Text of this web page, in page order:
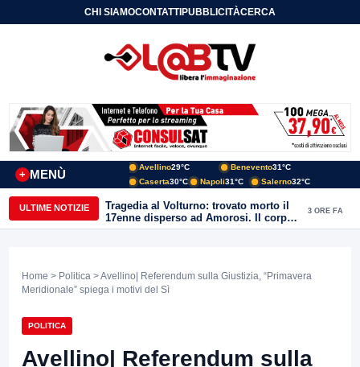
CHI SIAMOCONTATTIPUBBLICITÀCERCA
MENÙ
+
Avellino29°C Benevento31°C
Caserta30°C Napoli31°C Salerno32°C
ULTIME NOTIZIE
Tragedia al Volturno: trovato morto il
17enne disperso ad Amorosi. Il corpo
recuperato dai sommozzatori
3 ORE FA
Home > Politica > Avellino| Referendum sulla Giustizia, “Primavera
Meridionale” spiega i motivi del Sì
POLITICA
Avellino| Referendum sulla